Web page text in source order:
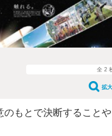
全 2
拡
もとで決断すること